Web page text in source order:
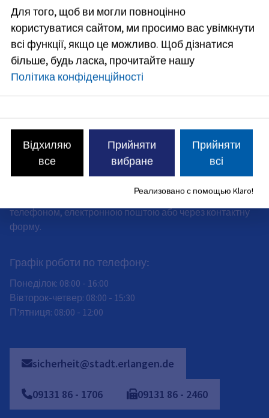
сейчас закрыто
Понедельник:
08:00-12:00часов и 14:00-16:00часов
Вторник:
08:00-14:00часов
Пятница:
12:00
домовленістю. Будь ласка, зв'яжіться з нами за
телефоном, електронною поштою або через контактну
форму.
Графік роботи по телефону:
Понеділок: 08:00 - 16:00
Вівторок-четвер: 08:00 - 15:30
П'ятниця: 08:00 - 12:00
sicherheit@stadt.erlangen.de
09131 86 - 1706 09131 86 - 2460
Для того, щоб ви могли повноцінно
користуватися сайтом, ми просимо вас увімкнути
всі функції, якщо це можливо. Щоб дізнатися
більше, будь ласка, прочитайте нашу
Політика конфіденційності
Відхиляю
все
Прийняти
вибране
Прийняти
всі
Реализовано с помощью Klaro!